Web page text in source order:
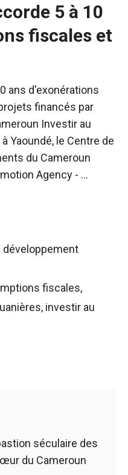
5 à 10
fiscales et
ans d'exonérations
financés par
Investir au
Yaoundé, le Centre de
du Cameroun
Agency - ...
développement
fiscales,
, investir au
séculaire des
du Cameroun